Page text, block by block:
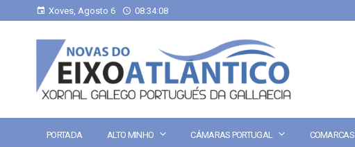
Xoves, Agosto 6 08:34:08
PORTADA ALTO MINHO CÁMARAS PORTUGAL COMARCAS